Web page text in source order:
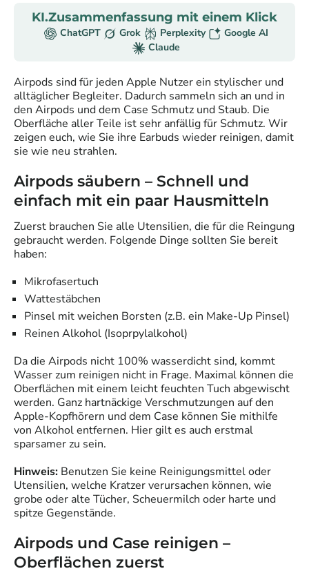
KI.Zusammenfassung mit einem Klick
ChatGPT Grok Perplexity
Google AI
Claude
Airpods sind für jeden Apple Nutzer ein stylischer und
alltäglicher Begleiter. Dadurch sammeln sich an und in
den Airpods und dem Case Schmutz und Staub. Die
Oberfläche aller Teile ist sehr anfällig für Schmutz. Wir
zeigen euch, wie Sie ihre Earbuds wieder reinigen, damit
sie wie neu strahlen.
Airpods säubern – Schnell und
einfach mit ein paar Hausmitteln
Zuerst brauchen Sie alle Utensilien, die für die Reingung
gebraucht werden. Folgende Dinge sollten Sie bereit
haben:
Mikrofasertuch
Wattestäbchen
Pinsel mit weichen Borsten (z.B. ein Make-Up Pinsel)
Reinen Alkohol (Isoprpylalkohol)
Da die Airpods nicht 100% wasserdicht sind, kommt
Wasser zum reinigen nicht in Frage. Maximal können die
Oberflächen mit einem leicht feuchten Tuch abgewischt
werden. Ganz hartnäckige Verschmutzungen auf den
Apple-Kopfhörern und dem Case können Sie mithilfe
von Alkohol entfernen. Hier gilt es auch erstmal
sparsamer zu sein.
Hinweis: Benutzen Sie keine Reinigungsmittel oder
Utensilien, welche Kratzer verursachen können, wie
grobe oder alte Tücher, Scheuermilch oder harte und
spitze Gegenstände.
Airpods und Case reinigen –
Oberflächen zuerst